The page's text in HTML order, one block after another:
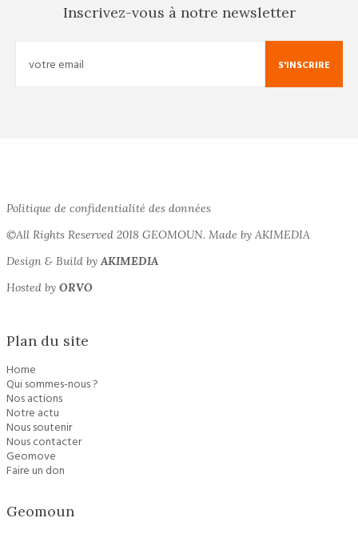
Inscrivez-vous à notre newsletter
S'INSCRIRE
Politique de confidentialité des données
©All Rights Reserved 2018 GEOMOUN. Made by AKIMEDIA
Design & Build by AKIMEDIA
Hosted by ORVO
Plan du site
Home
Qui sommes-nous ?
Nos actions
Notre actu
Nous soutenir
Nous contacter
Geomove
Faire un don
Geomoun